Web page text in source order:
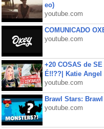
eo)
youtube.com
COMUNICADO
youtube.com
+20 COSAS de
É!!??| Katie Angel
youtube.com
Brawl Stars:
youtube.com